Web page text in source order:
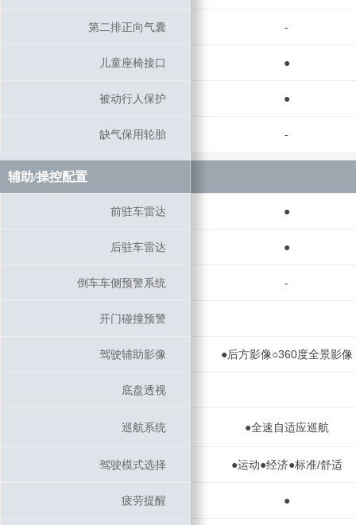
第二排正向气囊 -
儿童座椅接口 ●
被动行人保护 ●
缺气保用轮胎 -
辅助/操控配置
前驻车雷达 ●
后驻车雷达 ●
倒车车侧预警系统 -
开门碰撞预警
驾驶辅助影像 ●后方影像○360度全景影像
底盘透视
巡航系统 ●全速自适应巡航
驾驶模式选择 ●运动●经济●标准/舒适
疲劳提醒 ●
第二排正向气囊
儿童座椅接口
被动行人保护
缺气保用轮胎
辅助/操控配置
前驻车雷达
后驻车雷达
倒车车侧预警系统
开门碰撞预警
驾驶辅助影像
底盘透视
巡航系统
驾驶模式选择
疲劳提醒